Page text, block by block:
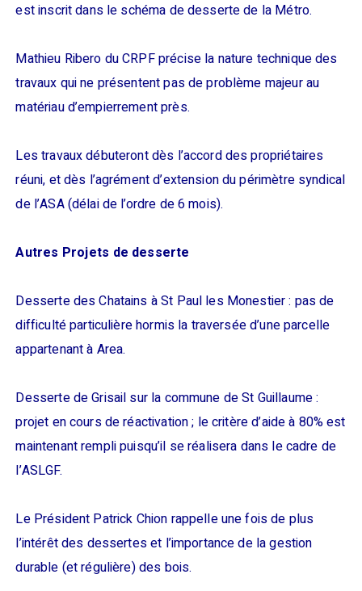
est inscrit dans le schéma de desserte de la Métro.
Mathieu Ribero du CRPF précise la nature technique des
travaux qui ne présentent pas de problème majeur au
matériau d’empierrement près.
Les travaux débuteront dès l’accord des propriétaires
réuni, et dès l’agrément d’extension du périmètre syndical
de l’ASA (délai de l’ordre de 6 mois).
Autres Projets de desserte
Desserte des Chatains à St Paul les Monestier : pas de
difficulté particulière hormis la traversée d’une parcelle
appartenant à Area.
Desserte de Grisail sur la commune de St Guillaume :
projet en cours de réactivation ; le critère d’aide à 80% est
maintenant rempli puisqu’il se réalisera dans le cadre de
l’ASLGF.
Le Président Patrick Chion rappelle une fois de plus
l’intérêt des dessertes et l’importance de la gestion
durable (et régulière) des bois.